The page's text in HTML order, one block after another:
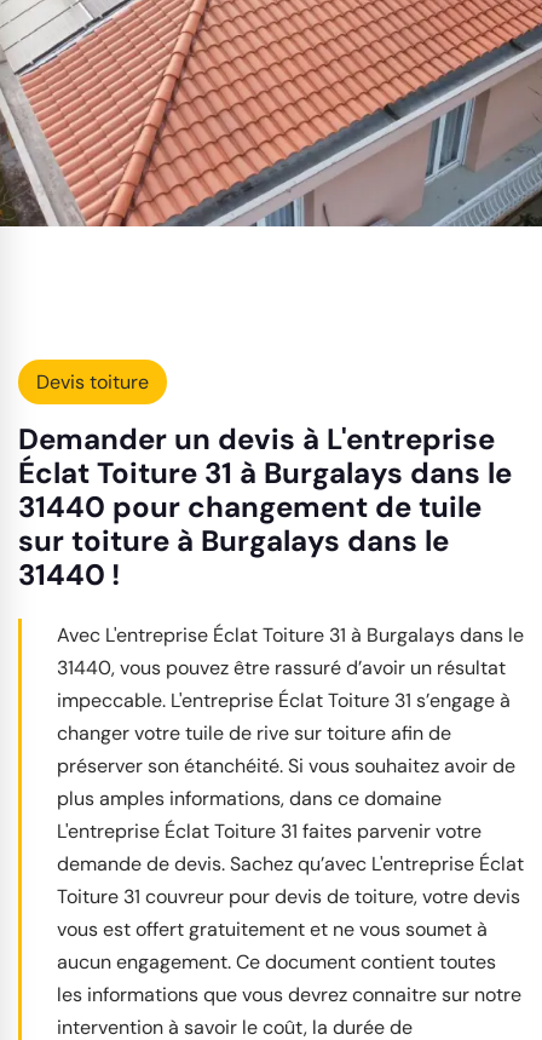
Devis toiture
Demander un devis à L'entreprise
Éclat Toiture 31 à Burgalays dans le
31440 pour changement de tuile
sur toiture à Burgalays dans le
31440 !
Avec L'entreprise Éclat Toiture 31 à Burgalays dans le
31440, vous pouvez être rassuré d’avoir un résultat
impeccable. L'entreprise Éclat Toiture 31 s’engage à
changer votre tuile de rive sur toiture afin de
préserver son étanchéité. Si vous souhaitez avoir de
plus amples informations, dans ce domaine
L'entreprise Éclat Toiture 31 faites parvenir votre
demande de devis. Sachez qu’avec L'entreprise Éclat
Toiture 31 couvreur pour devis de toiture, votre devis
vous est offert gratuitement et ne vous soumet à
aucun engagement. Ce document contient toutes
les informations que vous devrez connaitre sur notre
intervention à savoir le coût, la durée de